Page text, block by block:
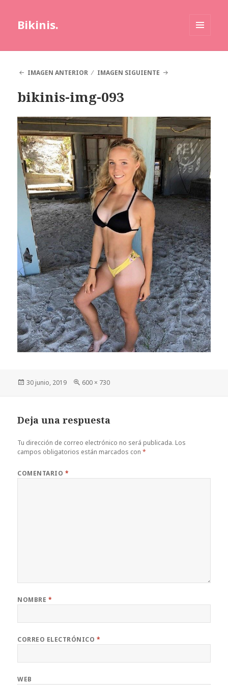
Bikinis.
IMAGEN ANTERIOR
IMAGEN SIGUIENTE
bikinis-img-093
Publicado
30 junio, 2019
Tamaño
600 × 730
Deja una respuesta
Tu dirección de correo electrónico no será publicada. Los
campos obligatorios están marcados con*
COMENTARIO *
NOMBRE *
CORREO ELECTRÓNICO *
WEB